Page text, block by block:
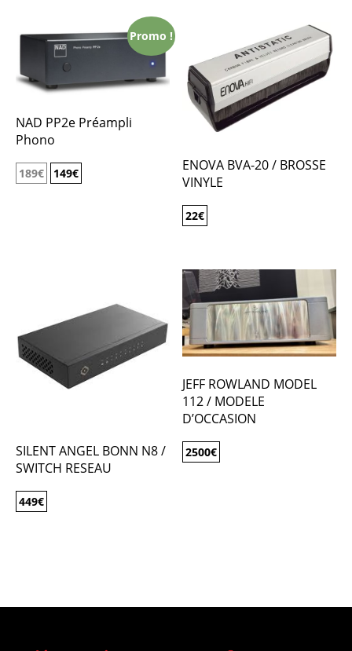
Promo !
NAD PP2e Préampli
Phono
189€ 149€
ENOVA BVA-20 / BROSSE
VINYLE
22€
SILENT ANGEL BONN N8 /
SWITCH RESEAU
449€
JEFF ROWLAND MODEL
112 / MODELE
D’OCCASION
2500€